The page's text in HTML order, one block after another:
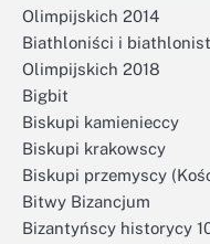
Olimpijskich 2014
Biathloniści i
Olimpijskich 2018
Bigbit
Biskupi kamienieccy
Biskupi krakowscy
Biskupi przemyscy
Bitwy Bizancjum
Bizantyńscy historycy